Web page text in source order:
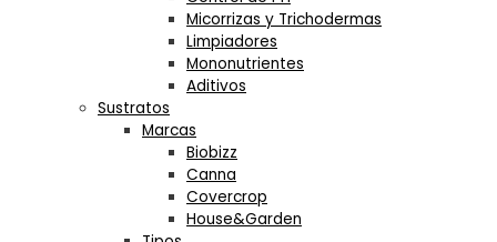
Micorrizas y Trichodermas
Limpiadores
Mononutrientes
Aditivos
Sustratos
Marcas
Biobizz
Canna
Covercrop
House&Garden